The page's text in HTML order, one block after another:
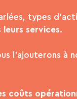
types
leurs services.
l’ajouterons à
coûts